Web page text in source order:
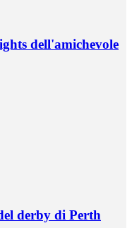
dell'amichevole
derby di Perth